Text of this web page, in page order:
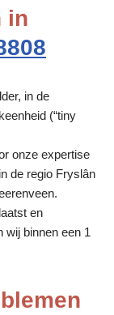
in
in de
(“tiny
onze expertise
in de regio Fryslân
en
wij binnen een 1